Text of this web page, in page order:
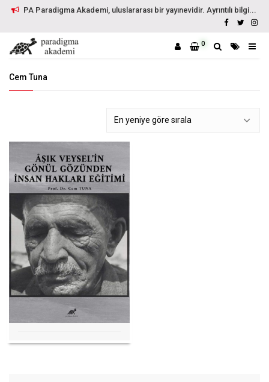
PA Paradigma Akademi, uluslararası bir yayınevidir. Ayrıntılı bilgi...
0
Cem Tuna